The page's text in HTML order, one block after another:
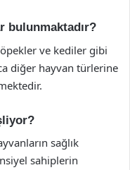
bulunmaktadır?
ve kediler gibi
diğer hayvan türlerine
sağlık
sahiplerin